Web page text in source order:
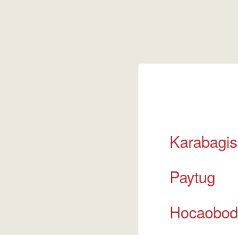
Karabagis
Paytug
Hocaobod